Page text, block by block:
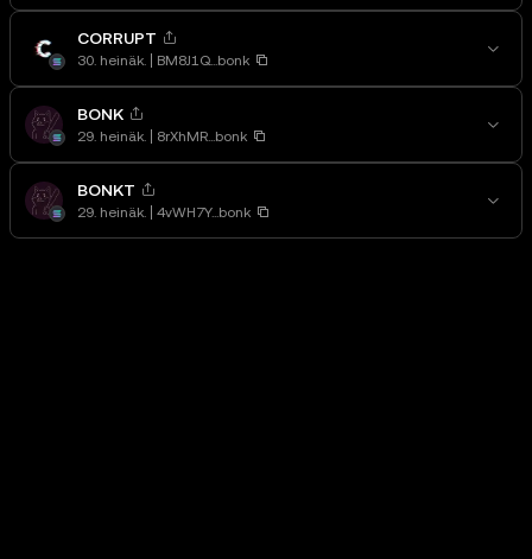
CORRUPT
30. heinäk. BM8J1Q...bonk
BONK
29. heinäk. 8rXhMR...bonk
BONKT
29. heinäk. 4vWH7Y...bonk